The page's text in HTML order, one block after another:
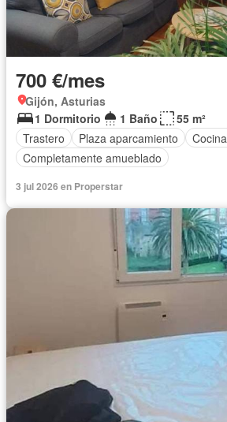
700 €/mes
Gijón, Asturias
1 Dormitorio
1 Baño
55 m²
Trastero
Plaza aparcamiento
Completamente amueblado
3 jul 2026 en Properstar